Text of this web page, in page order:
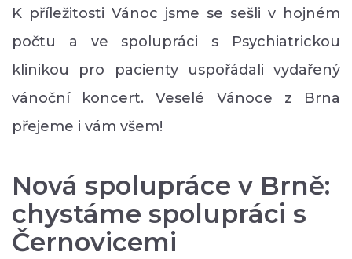
K příležitosti Vánoc jsme se sešli v hojném
počtu a ve spolupráci s Psychiatrickou
klinikou pro pacienty uspořádali vydařený
vánoční koncert. Veselé Vánoce z Brna
přejeme i vám všem!
Nová spolupráce v Brně:
chystáme spolupráci s
Černovicemi